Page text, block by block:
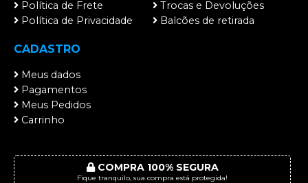
Política de Frete
Trocas e Devoluções
Política de Privacidade
Balcões de retirada
CADASTRO
Meus dados
Pagamentos
Meus Pedidos
Carrinho
COMPRA 100% SEGURA
Fique tranquilo, sua compra está protegida!